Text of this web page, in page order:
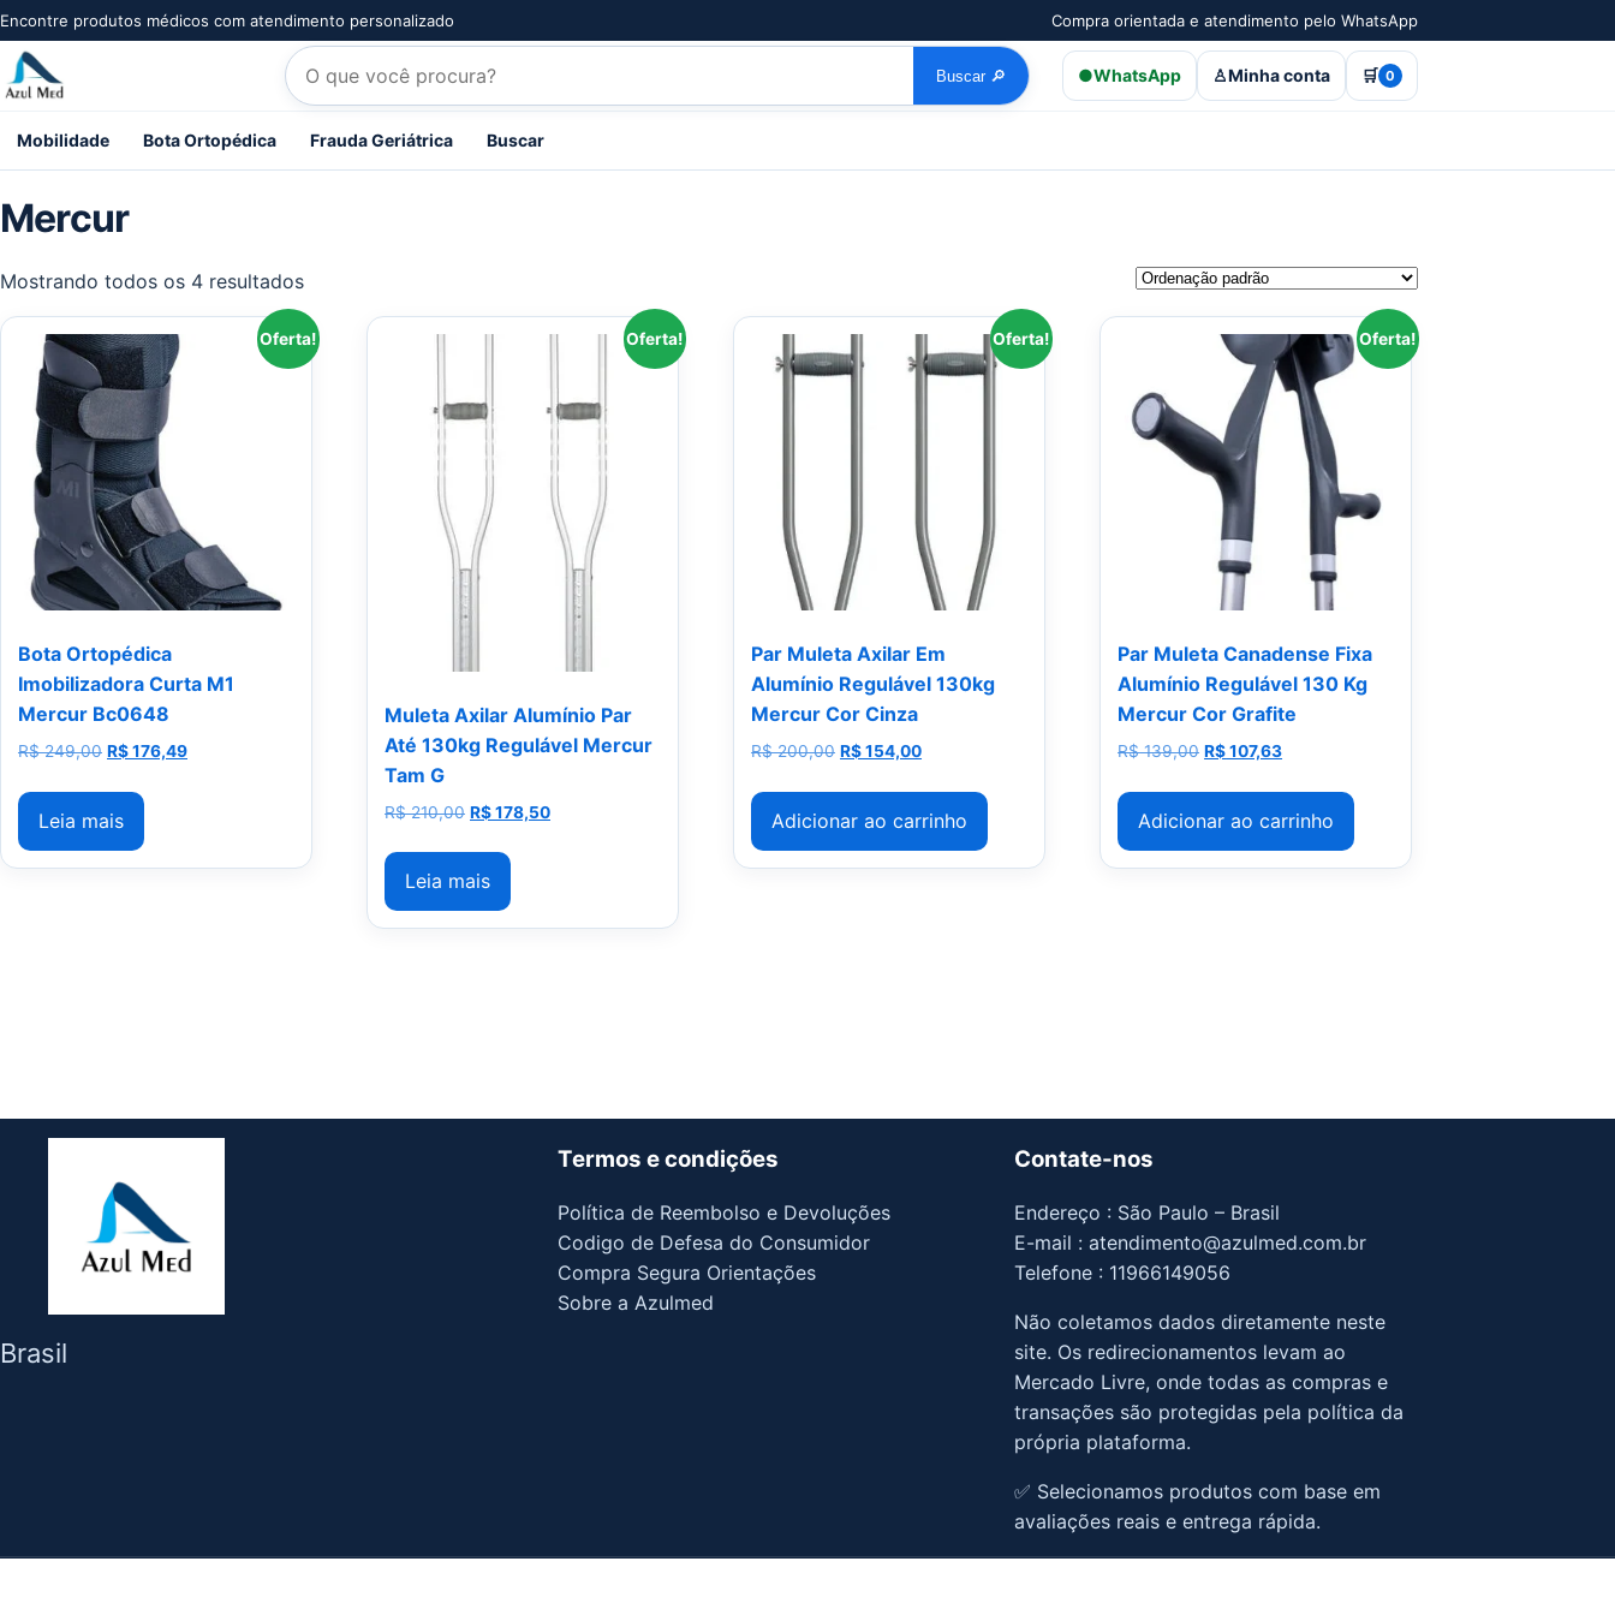
Pular para o conteúdo
Encontre produtos médicos com atendimento personalizado Compra orientada e atendimento pelo WhatsApp
Pesquisar produtos
Buscar 🔎 ●WhatsApp ♙Minha conta 🛒 0
Mobilidade Bota Ortopédica Frauda Geriátrica Buscar
Mercur
Mostrando todos os 4 resultados
Oferta!
Bota Ortopédica
Imobilizadora Curta M1
Mercur Bc0648
R$249,00 O preço original era: R$ 249,00.
R$176,49O preço atual é: R$ 176,49.
Leia mais
Oferta!
Muleta Axilar Alumínio Par
Até 130kg Regulável Mercur
Tam G
R$210,00 O preço original era: R$ 210,00.
R$178,50O preço atual é: R$ 178,50.
Leia mais
Oferta!
Par Muleta Axilar Em
Alumínio Regulável 130kg
Mercur Cor Cinza
R$200,00 O preço original era: R$ 200,00.
R$154,00O preço atual é: R$ 154,00.
Adicionar ao carrinho
Oferta!
Par Muleta Canadense Fixa
Alumínio Regulável 130 Kg
Mercur Cor Grafite
R$139,00 O preço original era: R$ 139,00.
R$107,63O preço atual é: R$ 107,63.
Adicionar ao carrinho
Brasil
Termos e condições
Política de Reembolso e Devoluções
Codigo de Defesa do Consumidor
Compra Segura Orientações
Sobre a Azulmed
Contate-nos
Endereço : São Paulo – Brasil
E-mail : atendimento@azulmed.com.br
Telefone : 11966149056
Não coletamos dados diretamente neste
site. Os redirecionamentos levam ao
Mercado Livre, onde todas as compras e
transações são protegidas pela política da
própria plataforma.
✅ Selecionamos produtos com base em
avaliações reais e entrega rápida.